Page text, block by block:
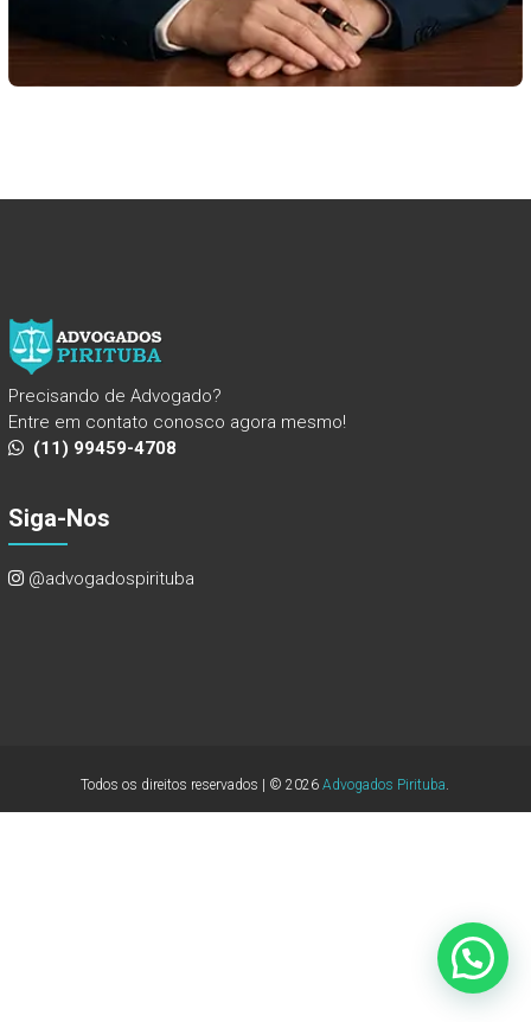
Precisando de Advogado?
Entre em contato conosco agora mesmo!
(11) 99459-4708
Siga-Nos
@advogadospirituba
Todos os direitos reservados | © 2026Advogados Pirituba.